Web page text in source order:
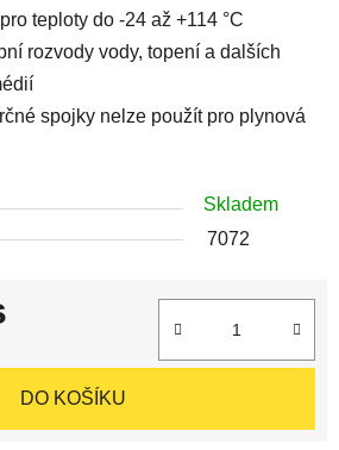
teploty do -24 až +114 °C
rozvody vody, topení a dalších
spojky nelze použít pro plynová
Skladem
7072
DO KOŠÍKU